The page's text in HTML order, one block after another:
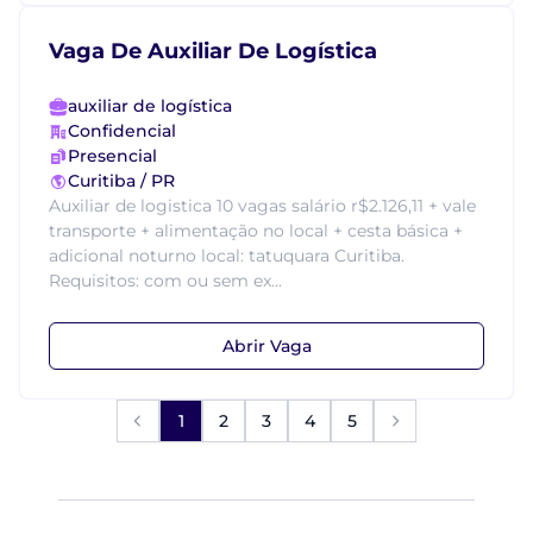
Vaga De Auxiliar De Logística
auxiliar de logística
Confidencial
Presencial
Curitiba / PR
Auxiliar de logistica 10 vagas salário r$2.126,11 + vale
transporte + alimentação no local + cesta básica +
adicional noturno local: tatuquara Curitiba.
Requisitos: com ou sem ex...
Abrir Vaga
1 2 3 4 5